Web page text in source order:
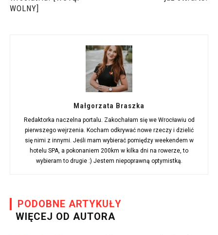
WOLNY]
Małgorzata Braszka
Redaktorka naczelna portalu. Zakochałam się we Wrocławiu od
pierwszego wejrzenia. Kocham odkrywać nowe rzeczy i dzielić
się nimi z innymi. Jeśli mam wybierać pomiędzy weekendem w
hotelu SPA, a pokonaniem 200km w kilka dni na rowerze, to
wybieram to drugie :) Jestem niepoprawną optymistką.
PODOBNE ARTYKUŁY
WIĘCEJ OD AUTORA